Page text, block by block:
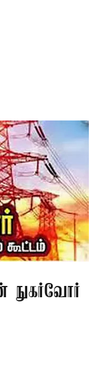
நுகர்வோர்